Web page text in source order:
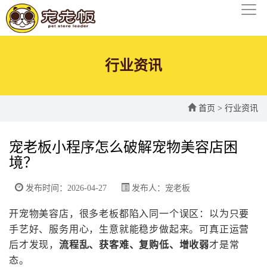
行业资讯
首页 > 行业资讯
宠老板小程序怎么破解宠物美容店困
境？
发布时间：2026-04-27 发布人：宠老板
开宠物美容店，很多老板都陷入同一个误区：以为只要
手艺好、服务用心，生意就能稳步做起来。可真正运营
后才发现， 流程乱、获客难、复购低、增收弱才是常
态。